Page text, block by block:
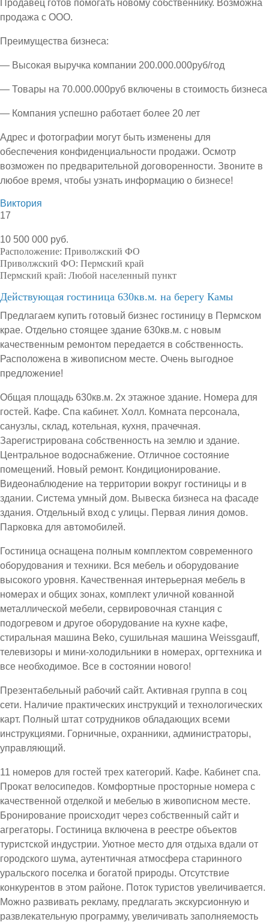
Продавец готов помогать новому собственнику. Возможна
продажа с ООО.
Преимущества бизнеса:
— Высокая выручка компании 200.000.000руб/год
— Товары на 70.000.000руб включены в стоимость бизнеса
— Компания успешно работает более 20 лет
Адрес и фотографии могут быть изменены для
обеспечения конфиденциальности продажи. Осмотр
возможен по предварительной договоренности. Звоните в
любое время, чтобы узнать информацию о бизнесе!
Виктория
17
10 500 000 руб.
Расположение: Приволжский ФО
Приволжский ФО: Пермский край
Пермский край: Любой населенный пункт
Действующая гостиница 630кв.м. на берегу Камы
Предлагаем купить готовый бизнес гостиницу в Пермском
крае. Отдельно стоящее здание 630кв.м. с новым
качественным ремонтом передается в собственность.
Расположена в живописном месте. Очень выгодное
предложение!
Общая площадь 630кв.м. 2х этажное здание. Номера для
гостей. Кафе. Спа кабинет. Холл. Комната персонала,
санузлы, склад, котельная, кухня, прачечная.
Зарегистрирована собственность на землю и здание.
Центральное водоснабжение. Отличное состояние
помещений. Новый ремонт. Кондиционирование.
Видеонаблюдение на территории вокруг гостиницы и в
здании. Система умный дом. Вывеска бизнеса на фасаде
здания. Отдельный вход с улицы. Первая линия домов.
Парковка для автомобилей.
Гостиница оснащена полным комплектом современного
оборудования и техники. Вся мебель и оборудование
высокого уровня. Качественная интерьерная мебель в
номерах и общих зонах, комплект уличной кованной
металлической мебели, сервировочная станция с
подогревом и другое оборудование на кухне кафе,
стиральная машина Beko, сушильная машина Weissgauff,
телевизоры и мини-холодильники в номерах, оргтехника и
все необходимое. Все в состоянии нового!
Презентабельный рабочий сайт. Активная группа в соц
сети. Наличие практических инструкций и технологических
карт. Полный штат сотрудников обладающих всеми
инструкциями. Горничные, охранники, администраторы,
управляющий.
11 номеров для гостей трех категорий. Кафе. Кабинет спа.
Прокат велосипедов. Комфортные просторные номера с
качественной отделкой и мебелью в живописном месте.
Бронирование происходит через собственный сайт и
агрегаторы. Гостиница включена в реестре объектов
туристской индустрии. Уютное место для отдыха вдали от
городского шума, аутентичная атмосфера старинного
уральского поселка и богатой природы. Отсутствие
конкурентов в этом районе. Поток туристов увеличивается.
Можно развивать рекламу, предлагать экскурсионную и
развлекательную программу, увеличивать заполняемость